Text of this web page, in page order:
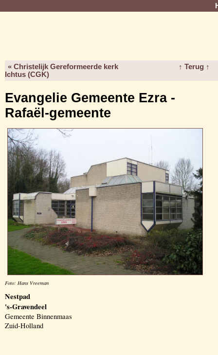
« Christelijk Gereformeerde kerk
Ichtus (CGK)
↑ Terug ↑
Evangelie Gemeente Ezra -
Rafaël-gemeente
Foto: Hans Vreeman
Nestpad
's-Gravendeel
Gemeente Binnenmaas
Zuid-Holland